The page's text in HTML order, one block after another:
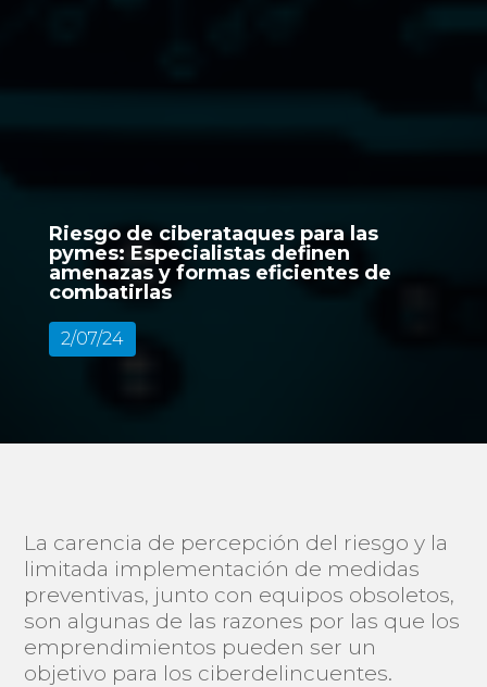
Riesgo de ciberataques para las
pymes: Especialistas definen
amenazas y formas eficientes de
combatirlas
2/07/24
La carencia de percepción del riesgo y la
limitada implementación de medidas
preventivas, junto con equipos obsoletos,
son algunas de las razones por las que los
emprendimientos pueden ser un
objetivo para los ciberdelincuentes.